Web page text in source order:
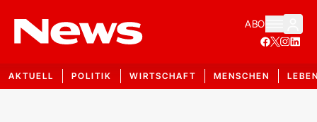
ABO
AKTUELL POLITIK WIRTSCHAFT MENSCHEN